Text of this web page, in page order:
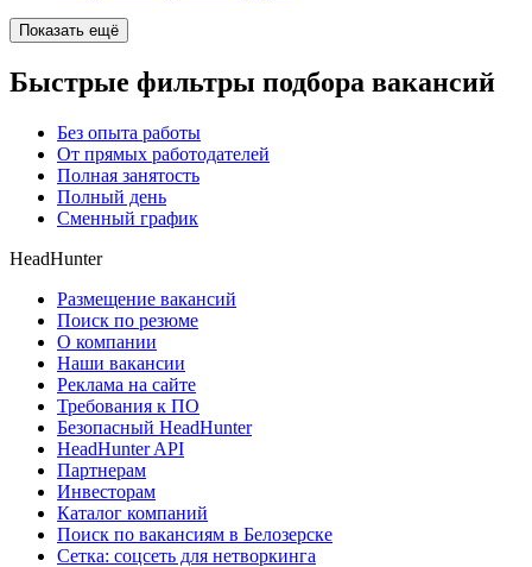
Показать ещё
Быстрые фильтры подбора вакансий
Без опыта работы
От прямых работодателей
Полная занятость
Полный день
Сменный график
HeadHunter
Размещение вакансий
Поиск по резюме
О компании
Наши вакансии
Реклама на сайте
Требования к ПО
Безопасный HeadHunter
HeadHunter API
Партнерам
Инвесторам
Каталог компаний
Поиск по вакансиям в Белозерске
Сетка: соцсеть для нетворкинга